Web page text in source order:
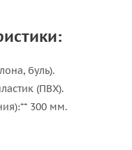
буль).
(ПВХ).
300 мм.